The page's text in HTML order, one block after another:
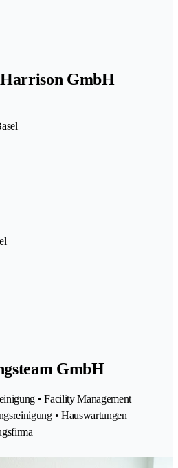
GmbH
GmbH
• Facility Management
• Hauswartungen